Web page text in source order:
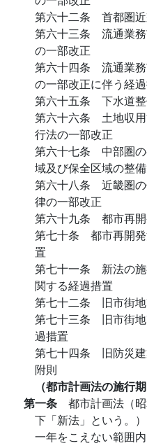
第六十二条 首都圏近
第六十三条 流通業務
の一部改正
第六十四条 流通業務
の一部改正に伴う経
第六十五条 下水道整
第六十六条 土地収用
行法の一部改正
第六十七条 中部圏の
域及び保全区域の整
第六十八条 近畿圏の
律の一部改正
第六十九条 都市再開
第七十条 都市再開発
置
第七十一条 新法の施
関する経過措置
第七十二条 旧市街
第七十三条 旧市街地
過措置
第七十四条 旧防災建
附則
（都市計画法の施行期
第一条 都市計画法（
下「新法」という。
一年をこえない範囲